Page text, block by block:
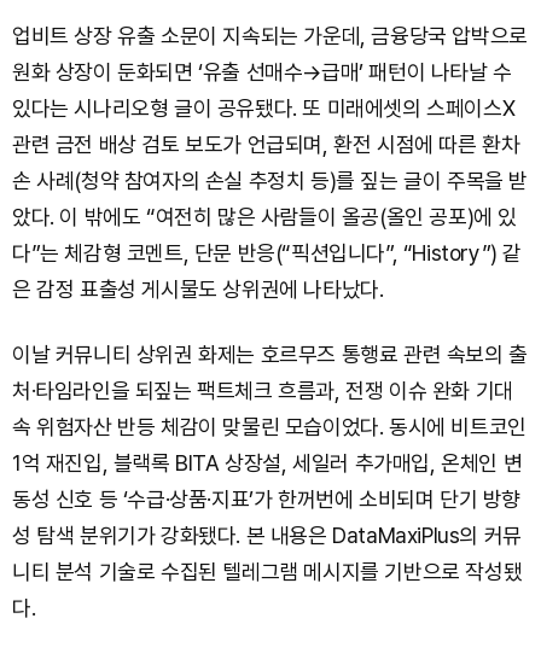
업비트 상장 유출 소문이 지속되는 가운데, 금융당국 압박으로
원화 상장이 둔화되면 ‘유출 선매수→급매’ 패턴이 나타날 수
있다는 시나리오형 글이 공유됐다. 또 미래에셋의 스페이스X
관련 금전 배상 검토 보도가 언급되며, 환전 시점에 따른 환차
손 사례(청약 참여자의 손실 추정치 등)를 짚는 글이 주목을 받
았다. 이 밖에도 “여전히 많은 사람들이 올공(올인 공포)에 있
다”는 체감형 코멘트, 단문 반응(“픽션입니다”, “History”) 같
은 감정 표출성 게시물도 상위권에 나타났다.
이날 커뮤니티 상위권 화제는 호르무즈 통행료 관련 속보의 출
처·타임라인을 되짚는 팩트체크 흐름과, 전쟁 이슈 완화 기대
속 위험자산 반등 체감이 맞물린 모습이었다. 동시에 비트코인
1억 재진입, 블랙록 BITA 상장설, 세일러 추가매입, 온체인 변
동성 신호 등 ‘수급·상품·지표’가 한꺼번에 소비되며 단기 방향
성 탐색 분위기가 강화됐다. 본 내용은 DataMaxiPlus의 커뮤
니티 분석 기술로 수집된 텔레그램 메시지를 기반으로 작성됐
다.